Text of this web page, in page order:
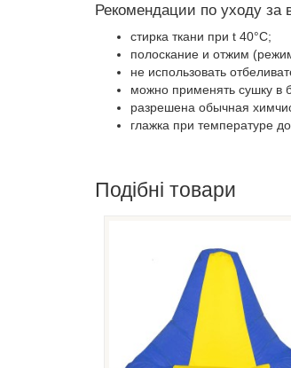
Рекомендации по уходу
стирка ткани при t 40°С;
полоскание и отжим
не использовать
можно применять сушку в
разрешена обычная
глажка при температуре
Подібні товари